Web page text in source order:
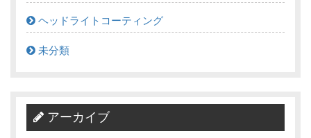
ヘッドライトコーティング
未分類
アーカイブ